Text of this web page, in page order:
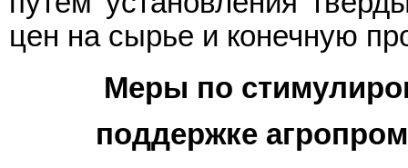
цен на сырье и конечную
Меры по
поддержке